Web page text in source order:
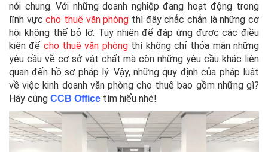
nói chung. Với những doanh nghiệp đang hoạt động trong
lĩnh vựccho thuê văn phòng thì đây chắc chắn là những cơ
hội không thể bỏ lỡ. Tuy nhiên để đáp ứng được các điều
kiện để cho thuê văn phòngthì không chỉ thỏa mãn những
yêu cầu về cơ sở vật chất mà còn những yêu cầu khác liên
quan đến hồ sơ pháp lý. Vậy, những quy định của pháp luật
về việc kinh doanh văn phòng cho thuê bao gồm những gì?
Hãy cùng CCB Office tìm hiểu nhé!